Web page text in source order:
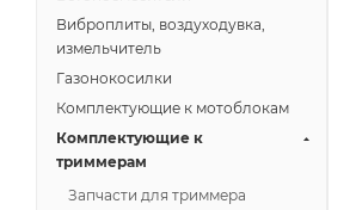
Виброплиты, воздуходувка,
измельчитель
Газонокосилки
Комплектующие к мотоблокам
Комплектующие к
триммерам
Запчасти для триммера